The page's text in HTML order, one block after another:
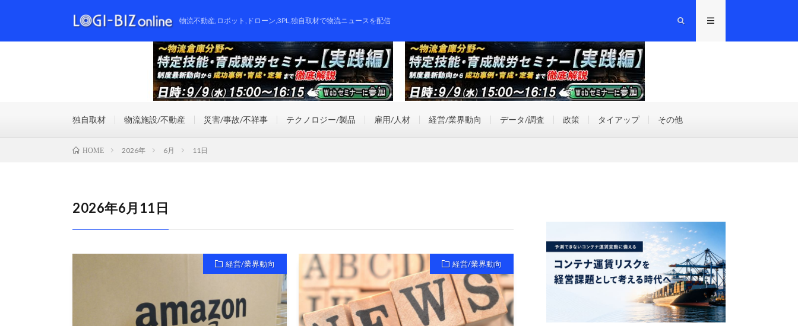
物流不動産,ロボット,ドローン,3PL,独自取材で物流ニュースを配信
独自取材 物流施設/不動産 災害/事故/不祥事 テクノロジー/製品 雇用/人材 経営/業界動向 データ/調査 政策 タイアップ その他
HOME 2026年 6月 11日
2026年6月11日
経営/業界動向 経営/業界動向